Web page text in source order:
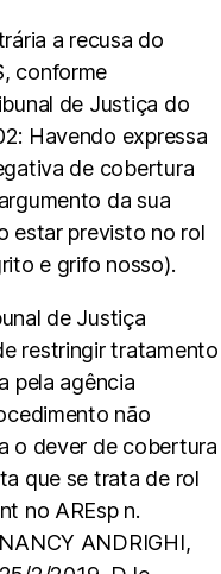
a recusa do
conforme
de Justiça do
Havendo expressa
de cobertura
da sua
estar previsto no rol
e grifo nosso).
de Justiça
restringir tratamento
pela agência
não
o dever de cobertura
que se trata de rol
no AREsp n.
ANDRIGHI,